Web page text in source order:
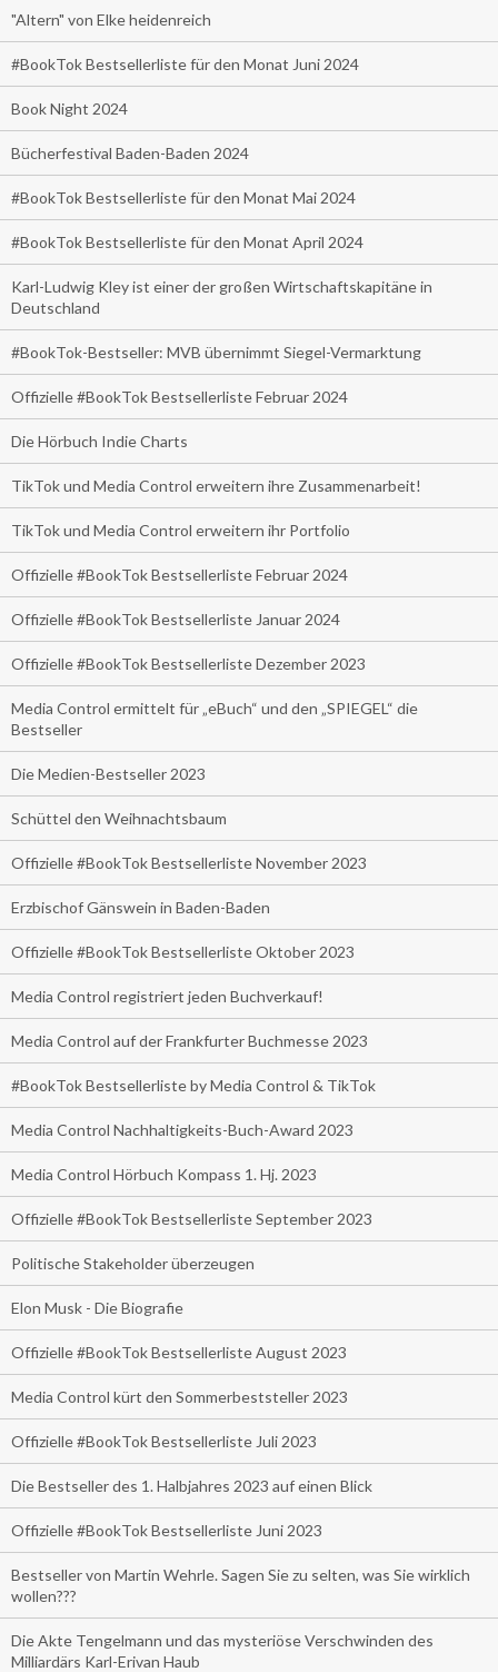
"Altern" von Elke heidenreich
#BookTok Bestsellerliste für den Monat Juni 2024
Book Night 2024
Bücherfestival Baden-Baden 2024
#BookTok Bestsellerliste für den Monat Mai 2024
#BookTok Bestsellerliste für den Monat April 2024
Karl-Ludwig Kley ist einer der großen Wirtschaftskapitäne in
Deutschland
#BookTok-Bestseller: MVB übernimmt Siegel-Vermarktung
Offizielle #BookTok Bestsellerliste Februar 2024
Die Hörbuch Indie Charts
TikTok und Media Control erweitern ihre Zusammenarbeit!
TikTok und Media Control erweitern ihr Portfolio
Offizielle #BookTok Bestsellerliste Februar 2024
Offizielle #BookTok Bestsellerliste Januar 2024
Offizielle #BookTok Bestsellerliste Dezember 2023
Media Control ermittelt für „eBuch“ und den „SPIEGEL“ die
Bestseller
Die Medien-Bestseller 2023
Schüttel den Weihnachtsbaum
Offizielle #BookTok Bestsellerliste November 2023
Erzbischof Gänswein in Baden-Baden
Offizielle #BookTok Bestsellerliste Oktober 2023
Media Control registriert jeden Buchverkauf!
Media Control auf der Frankfurter Buchmesse 2023
#BookTok Bestsellerliste by Media Control & TikTok
Media Control Nachhaltigkeits-Buch-Award 2023
Media Control Hörbuch Kompass 1. Hj. 2023
Offizielle #BookTok Bestsellerliste September 2023
Politische Stakeholder überzeugen
Elon Musk - Die Biografie
Offizielle #BookTok Bestsellerliste August 2023
Media Control kürt den Sommerbeststeller 2023
Offizielle #BookTok Bestsellerliste Juli 2023
Die Bestseller des 1. Halbjahres 2023 auf einen Blick
Offizielle #BookTok Bestsellerliste Juni 2023
Bestseller von Martin Wehrle. Sagen Sie zu selten, was Sie wirklich
wollen???
Die Akte Tengelmann und das mysteriöse Verschwinden des
Milliardärs Karl-Erivan Haub